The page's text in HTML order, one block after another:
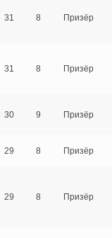
31 8 Призёр
31 8 Призёр
30 9 Призёр
29 8 Призёр
29 8 Призёр